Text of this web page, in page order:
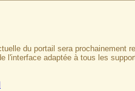
du portail sera prochainement
l'interface adaptée à tous les